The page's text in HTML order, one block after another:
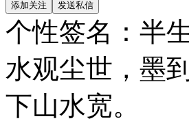
个性签名： 半
水观尘世，墨
下山水宽。